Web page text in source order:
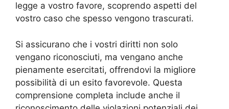
legge a vostro favore, scoprendo aspetti del
vostro caso che spesso vengono trascurati.
Si assicurano che i vostri diritti non solo
vengano riconosciuti, ma vengano anche
pienamente esercitati, offrendovi la migliore
possibilità di un esito favorevole. Questa
comprensione completa include anche il